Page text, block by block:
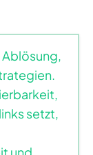
Ablösung,
setzt,